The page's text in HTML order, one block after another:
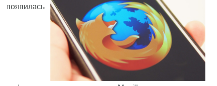
появилась